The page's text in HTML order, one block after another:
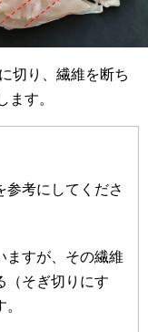
ます。
参考にしてくださ
ますが、その繊維
（そぎ切りにす